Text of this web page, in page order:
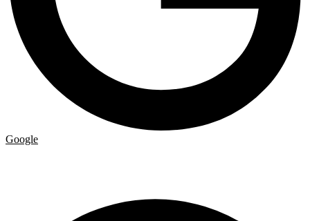
Google